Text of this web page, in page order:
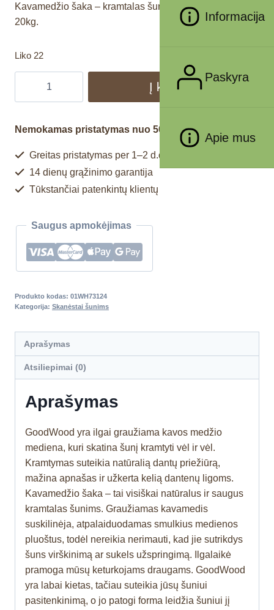
Informacija
Paskyra
Apie mus
Kavamedžio šaka – kramtalas šunims, sveriantiems iki
20kg.
Liko 22
Į krepšelį
Nemokamas pristatymas nuo 50€
Greitas pristatymas per 1–2 d.d.
14 dienų grąžinimo garantija
Tūkstančiai patenkintų klientų
Saugus apmokėjimas
Produkto kodas: 01WH73124
Kategorija: Skanėstai šunims
Aprašymas
Atsiliepimai (0)
Aprašymas
GoodWood yra ilgai graužiama kavos medžio
mediena, kuri skatina šunį kramtyti vėl ir vėl.
Kramtymas suteikia natūralią dantų priežiūrą,
mažina apnašas ir užkerta kelią dantenų ligoms.
Kavamedžio šaka – tai visiškai natūralus ir saugus
kramtalas šunims. Graužiamas kavamedis
suskilinėja, atpalaiduodamas smulkius medienos
pluoštus, todėl nereikia nerimauti, kad jie sutrikdys
šuns virškinimą ar sukels užspringimą. Ilgalaikė
pramoga mūsų keturkojams draugams. GoodWood
yra labai kietas, tačiau suteikia jūsų šuniui
pasitenkinimą, o jo patogi forma leidžia šuniui jį